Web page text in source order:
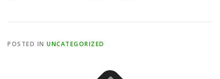
POSTED IN UNCATEGORIZED